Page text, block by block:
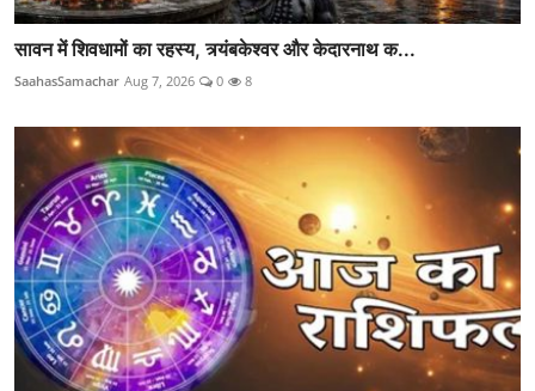
सावन में शिवधामों का रहस्य, त्र्यंबकेश्वर और केदारनाथ क...
SaahasSamachar Aug 7, 2026 0 8